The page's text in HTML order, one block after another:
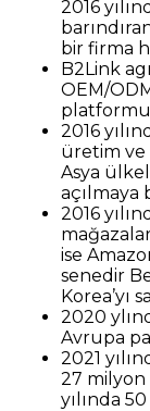
2016
bir firma
B2Link
OEM/
2016
üretim ve
Asya
açılmaya
2016
ise
senedir
Korea’yı
2020
Avrupa
2021
27 milyon
yılında